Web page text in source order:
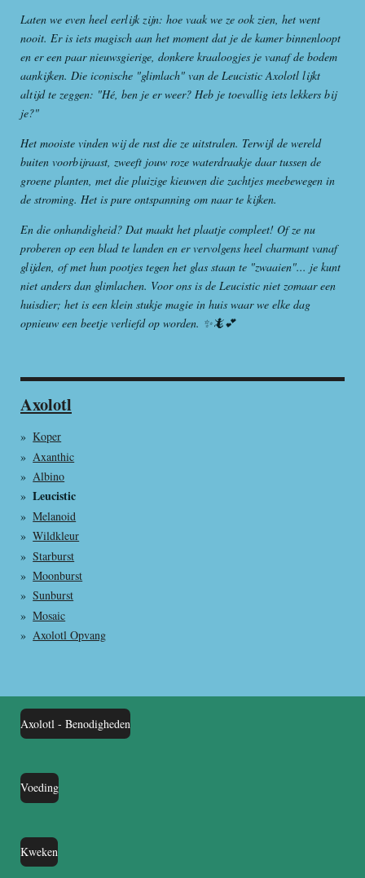
Laten we even heel eerlijk zijn: hoe vaak we ze ook zien, het went
nooit. Er is iets magisch aan het moment dat je de kamer binnenloopt
en er een paar nieuwsgierige, donkere kraaloogjes je vanaf de bodem
aankijken. Die iconische "glimlach" van de Leucistic Axolotl lijkt
altijd te zeggen: "Hé, ben je er weer? Heb je toevallig iets lekkers bij
je?"
Het mooiste vinden wij de rust die ze uitstralen. Terwijl de wereld
buiten voorbijraast, zweeft jouw roze waterdraakje daar tussen de
groene planten, met die pluizige kieuwen die zachtjes meebewegen in
de stroming. Het is pure ontspanning om naar te kijken.
En die onhandigheid? Dat maakt het plaatje compleet! Of ze nu
proberen op een blad te landen en er vervolgens heel charmant vanaf
glijden, of met hun pootjes tegen het glas staan te "zwaaien"... je kunt
niet anders dan glimlachen. Voor ons is de Leucistic niet zomaar een
huisdier; het is een klein stukje magie in huis waar we elke dag
opnieuw een beetje verliefd op worden. ✨🦎💕
Axolotl
Koper
Axanthic
Albino
Leucistic
Melanoid
Wildkleur
Starburst
Moonburst
Sunburst
Mosaic
Axolotl Opvang
Axolotl - Benodigheden
Voeding
Kweken